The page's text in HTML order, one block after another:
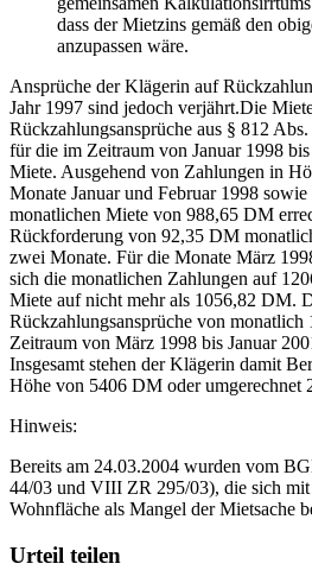
dass der Mietzins gemäß den
anzupassen wäre.
Ansprüche der Klägerin auf
Jahr 1997 sind jedoch verjährt.Die
Rückzahlungsansprüche aus § 812
für die im Zeitraum von Januar 1998
Miete. Ausgehend von Zahlungen in
Monate Januar und Februar 1998 sowie
monatlichen Miete von 988,65 DM
Rückforderung von 92,35 DM
zwei Monate. Für die Monate März
sich die monatlichen Zahlungen auf
Miete auf nicht mehr als 1056,82 DM.
Rückzahlungsansprüche von
Zeitraum von März 1998 bis Januar
Insgesamt stehen der Klägerin damit
Höhe von 5406 DM oder umgerechnet
Hinweis:
Bereits am 24.03.2004 wurden vom
44/03 und VIII ZR 295/03), die sich mit
Wohnfläche als Mangel der Mietsache
Urteil teilen